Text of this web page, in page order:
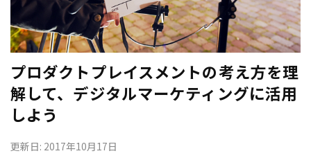
プロダクトプレイスメントの考え方を理
解して、デジタルマーケティングに活用
しよう
更新日: 2017年10月17日